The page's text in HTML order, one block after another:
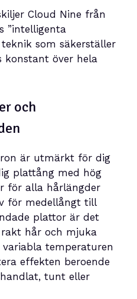
Cloud Nine från
”intelligenta
som säkerställer
över hela
och
är utmärkt för dig
plattång med hög
för alla hårlängder
för medellångt till
plattor är det
hår och mjuka
variabla temperaturen
effekten beroende
tunt eller